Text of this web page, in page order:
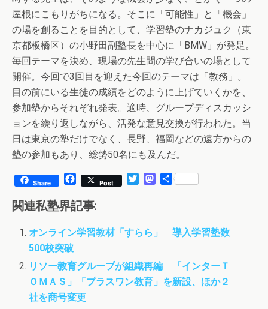
屋根にこもりがちになる。そこに「可能性」と「機会」
の場を創ることを目的として、学習塾のナカジュク（東
京都板橋区）の小野田副塾長を中心に「BMW」が発足。
毎回テーマを決め、現場の先生間の学び合いの場として
開催。今回で3回目を迎えた今回のテーマは「教務」。
目の前にいる生徒の成績をどのように上げていくかを、
参加塾からそれぞれ発表。適時、グループディスカッシ
ョンを繰り返しながら、活発な意見交換が行われた。当
日は東京の塾だけでなく、長野、福岡などの遠方からの
塾の参加もあり、総勢50名にも及んだ。
Share
F
c
e
b
o
k
Post
t
e
M
d
n
共
関連私塾界記事:
オンライン学習教材「すらら」 導入学習塾数
500校突破
リソー教育グループが組織再編 「インターＴ
ＯＭＡＳ」「プラスワン教育」を新設、ほか２
社を商号変更